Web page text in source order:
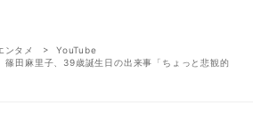
ンタメ
YouTube
篠田麻里子、39歳誕生日の出来事「ちょっと悲観的